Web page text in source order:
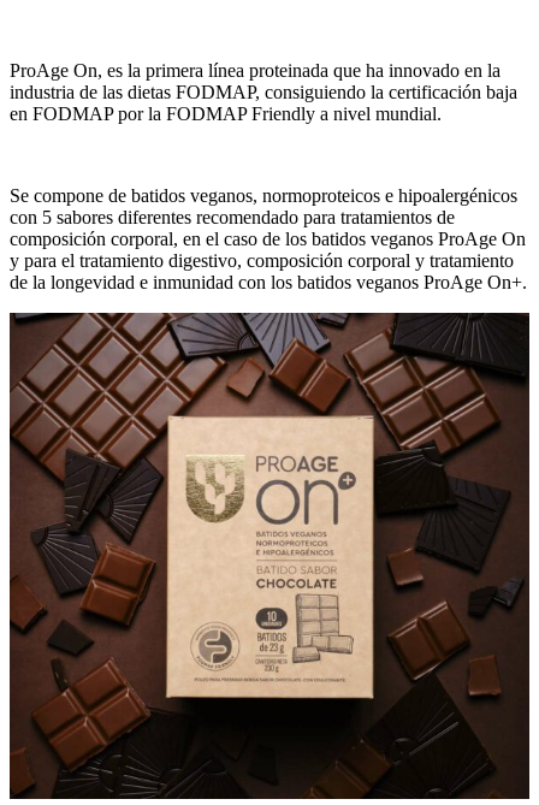
ProAge On, es la primera línea proteinada que ha innovado en la
industria de las dietas FODMAP, consiguiendo la certificación baja
en FODMAP por la FODMAP Friendly a nivel mundial.
Se compone de batidos veganos, normoproteicos e hipoalergénicos
con 5 sabores diferentes recomendado para tratamientos de
composición corporal, en el caso de los batidos veganos ProAge On
y para el tratamiento digestivo, composición corporal y tratamiento
de la longevidad e inmunidad con los batidos veganos ProAge On+.